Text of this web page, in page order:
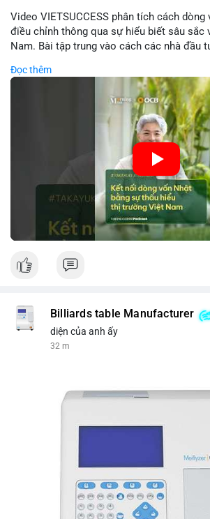
Video VIETSUCCESS phân tích cách
điều chỉnh thông qua sự hiểu biết sâu sắc
Nam. Bài tập trung vào cách các nhà đầu
đầu tư trực tiếp vào doanh nghiệp đến
Kết nối này không chỉ tạo cơ hội tăng
còn tạo ra động lực cho thị trường crypto
nhà đầu tư đa quốc gia tìm kiếm cơ hội đa
như chính sách tài chính Việt Nam, xu
ổn định thị trường sẽ ảnh hưởng trực tiếp
nhập khẩu từ Nhật Bản. Bài cũng nhấn
tin thị trường chính xác trong việc giảm rủi
thị trường khác nhau.
🎥 Xem video trực tiếp tại:
Đọc thêm
Billiards table Manufacturer
diện của anh ấy
32 m